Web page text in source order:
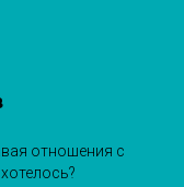
отношения с